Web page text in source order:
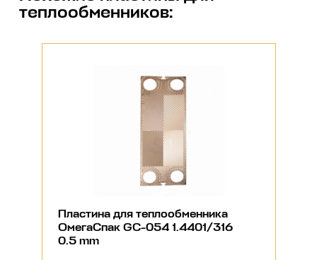
теплообменников:
Пластина для теплообменника
ОмегаСпак GC-054 1.4401/316
0.5 mm